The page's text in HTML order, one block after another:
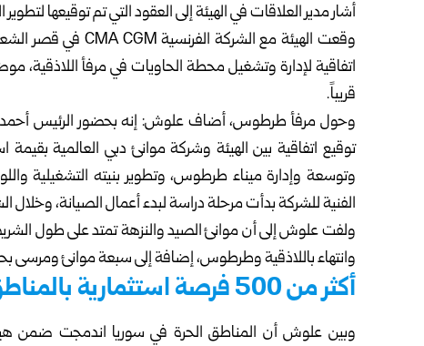
أشار مدير العلاقات في الهيئة إلى العقود التي تم توقيعها
اتفاقية لإدارة وتشغيل محطة الحاويات في مرفأ اللاذقية،
قريباً.
وتوسعة وإدارة ميناء طرطوس، وتطوير بنيته التشغيلية
الفنية للشركة بدأت مرحلة دراسة لبدء أعمال الصيانة، وخلال
ولفت علوش إلى أن موانئ الصيد والنزهة تمتد على طول
وانتهاء باللاذقية وطرطوس، إضافة إلى سبعة موانئ ومرسى
أكثر من 500 فرصة استثمارية بالمناطق الحرة
وبين علوش أن المناطق الحرة في سوريا اندمجت ضمن